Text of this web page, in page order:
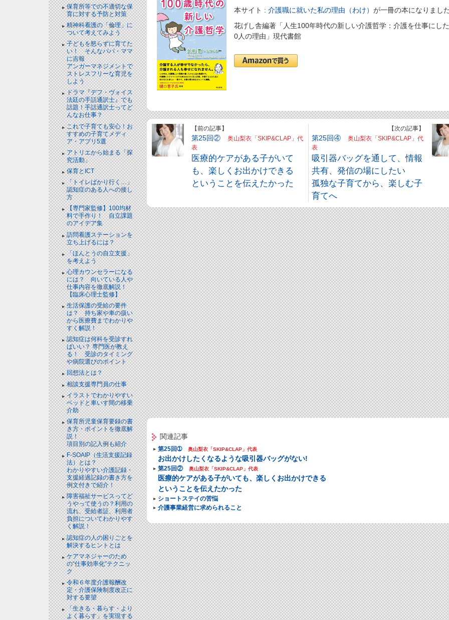
保育所等での不適切な保
育に対する予防と対策
精神科看護の「倫理」に
ついて考えてみよう
子どもを怒らずに育てた
い！ そんなパパ・ママ
に吉報
アンガーマネジメントで
ストレスフリーな育児を
しよう
ドラマ『デフ・ヴォイス
法廷の手話通訳士』でも
話題！手話通訳士ってど
んなお仕事？
これで子育ても安心！お
すすめの子育てメディ
ア・アプリ5選
アトリエから始まる「探
究活動」
保育とICT
「トイレばかり行く…」
認知症のある人への接し
方
【専門家監修】100均材
料で手作り！ 自立課題
のアイデア集
訪問看護ステーションを
立ち上げるには？
「ほんとうの自立支援」
を考えよう
心理カウンセラーになる
には？ 向いている人や
仕事内容を徹底解説！
【臨床心理士監修】
生活保護の受給の要件
は？ 持ち家や車の扱い
から医療費までわかりや
すく解説！
認知症は何科を受診すれ
ばいい？ 専門医が教え
る！ 受診のタイミング
や病院選びのポイント
回想法とは？
相談支援専門員の仕事
イラストでわかりやすい
ベッドと⾞いす間の移乗
介助
保育所児童保育要録の書
き方・ポイントを徹底解
説！
項目別の記入例も紹介
F-SOAIP（生活支援記録
法）とは？
わかりやすい介護記録・
支援経過記録の書き方を
例文付きで紹介！
障害福祉サービスってど
うやって使うの？利用の
流れ、受給者証、利用者
負担についてわかりやす
く解説！
認知症の人の困りごとを
解決するヒントとは
ケアマネジャーのため
の“仕事効率化”テクニッ
ク
令和６年度介護報酬改
定・介護保険制度改正に
対する要望
「生きる・暮らす・より
よく暮らす」を実現する
本サイト :介護職に就いた私の理由（わけ）が一冊の本になりまし
花げし舎編著「人生100年時代の新しい介護哲学：介護を仕事にし
0人の理由」現代書館
【前の記事】
第25回②奥山梨衣「SKIP&CLAP」代
表
医療的ケアがある子がいて
も、楽しくお出かけできる
ということを伝えたかった
【次の記事】
第25回④奥山梨衣「SKIP&CLAP」代
表
吸引器バッグを通して、情報
共有、発信の場にしたい
孤独な子育てから、楽しむ子
育てへ
関連記事
第25回➀ 奥山梨衣「SKIP&CLAP」代表
お出かけしたくなるような吸引器バッグがない!
第25回② 奥山梨衣「SKIP&CLAP」代表
医療的ケアがある子がいても、楽しくお出かけできる
ということを伝えたかった
ショートステイの苦悩
介護事業経営に求められること